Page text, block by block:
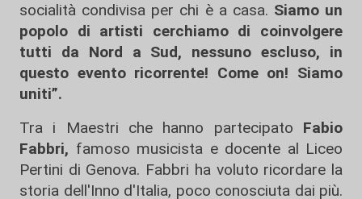
socialità condivisa per chi è a casa. Siamo un
popolo di artisti cerchiamo di coinvolgere
tutti da Nord a Sud, nessuno escluso, in
questo evento ricorrente! Come on! Siamo
uniti”.
Tra i Maestri che hanno partecipato Fabio
Fabbri, famoso musicista e docente al Liceo
Pertini di Genova. Fabbri ha voluto ricordare la
storia dell'Inno d'Italia, poco conosciuta dai più.